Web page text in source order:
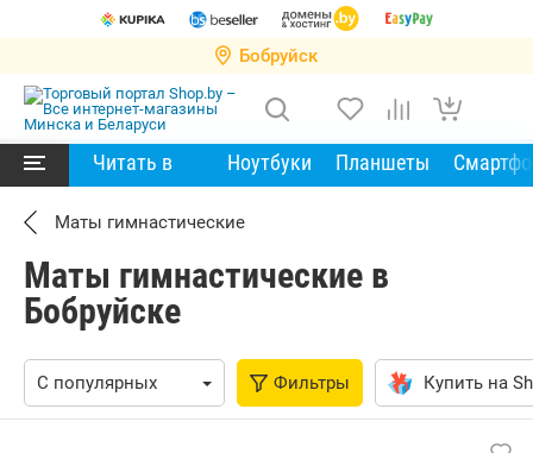
Бобруйск
Читать в Ноутбуки Планшеты
Маты гимнастические
Маты гимнастические в
Бобруйске
Фильтры Купить на